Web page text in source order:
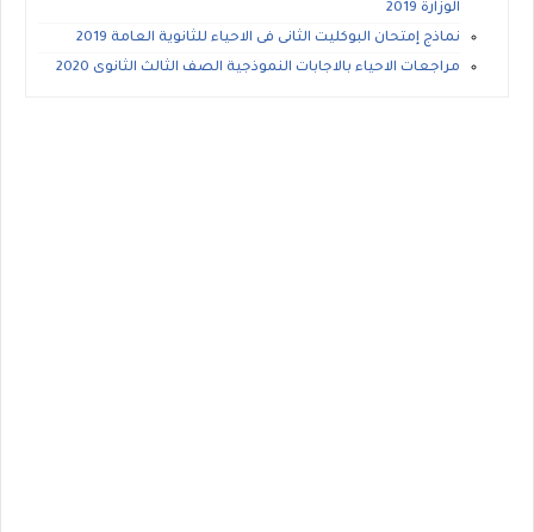
الوزارة 2019
نماذج إمتحان البوكليت الثانى فى الاحياء للثانوية العامة 2019
مراجعات الاحياء بالاجابات النموذجية الصف الثالث الثانوى 2020